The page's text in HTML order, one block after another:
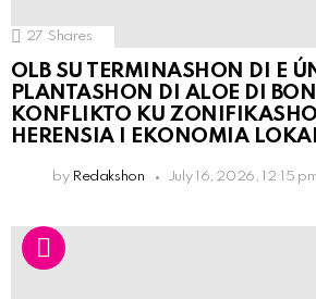
27 Shares
OLB SU TERMINASHON DI E
PLANTASHON DI ALOE DI
KONFLIKTO KU
HERENSIA I EKONOMIA
by Redakshon July 16, 2026, 12:15